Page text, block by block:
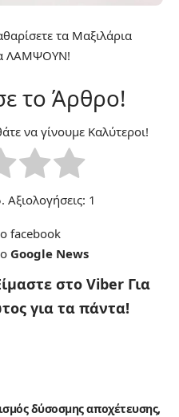
τα Μαξιλάρια
ΛΑΜΨΟΥΝ!
το Άρθρο!
να γίνουμε Καλύτεροι!
Αξιολογήσεις: 1
facebook
Google News
στο Viber Για
για τα πάντα!
δύσοσμης αποχέτευσης